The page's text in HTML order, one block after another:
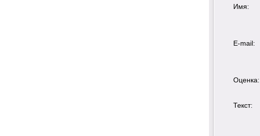
Имя:
E-mail:
Оценка:
Текст: